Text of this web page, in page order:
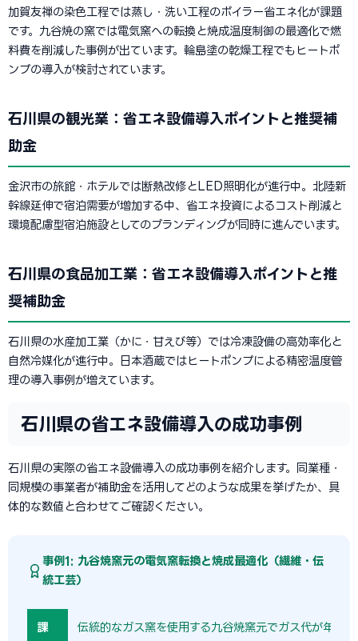
加賀友禅の染色工程では蒸し・洗い工程のボイラー省エネ化が課題
です。九谷焼の窯では電気窯への転換と焼成温度制御の最適化で燃
料費を削減した事例が出ています。輪島塗の乾燥工程でもヒートポ
ンプの導入が検討されています。
石川県の観光業：省エネ設備導入ポイントと推奨補
助金
金沢市の旅館・ホテルでは断熱改修とLED照明化が進行中。北陸新
幹線延伸で宿泊需要が増加する中、省エネ投資によるコスト削減と
環境配慮型宿泊施設としてのブランディングが同時に進んでいます。
石川県の食品加工業：省エネ設備導入ポイントと推
奨補助金
石川県の水産加工業（かに・甘えび等）では冷凍設備の高効率化と
自然冷媒化が進行中。日本酒蔵ではヒートポンプによる精密温度管
理の導入事例が増えています。
石川県の省エネ設備導入の成功事例
石川県の実際の省エネ設備導入の成功事例を紹介します。同業種・
同規模の事業者が補助金を活用してどのような成果を挙げたか、具
体的な数値と合わせてご確認ください。
事例1: 九谷焼窯元の電気窯転換と焼成最適化（繊維・伝
統工芸）
課
伝統的なガス窯を使用する九谷焼窯元でガス代が年間